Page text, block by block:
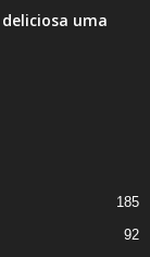
uma
185
92